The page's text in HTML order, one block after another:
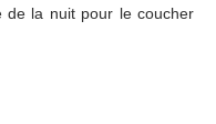
de la nuit pour le coucher